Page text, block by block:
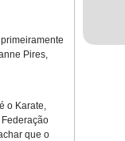
Pires,
o Karate,
que o